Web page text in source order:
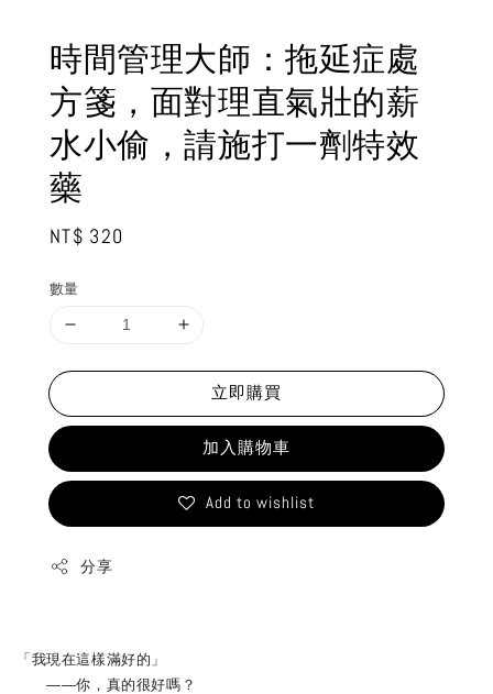
時間管理大師：拖延症處
方箋，面對理直氣壯的薪
水小偷，請施打一劑特效
藥
Regular
NT$ 320
數量
立即購買
加入購物車
Add to wishlist
分享
「我現在這樣滿好的」
――你，真的很好嗎？